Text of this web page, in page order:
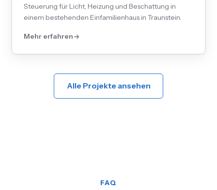
Steuerung für Licht, Heizung und Beschattung in
einem bestehenden Einfamilienhaus in Traunstein.
Mehr erfahren
Alle Projekte ansehen
FAQ